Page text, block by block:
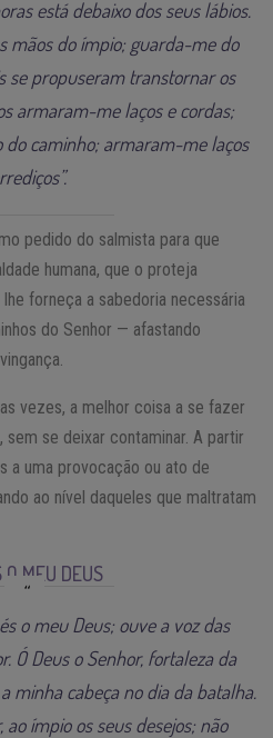
está debaixo dos seus lábios.
mãos do ímpio; guarda-me do
se propuseram transtornar os
armaram-me laços e cordas;
do caminho; armaram-me laços
pedido do salmista para que
humana, que o proteja
forneça a sabedoria necessária
do Senhor — afastando
vezes, a melhor coisa a se fazer
se deixar contaminar. A partir
a uma provocação ou ato de
ao nível daqueles que maltratam
MEU DEUS
o meu Deus; ouve a voz das
Ó Deus o Senhor, fortaleza da
minha cabeça no dia da batalha.
ao ímpio os seus desejos; não